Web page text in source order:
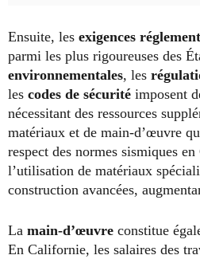
Ensuite, les exigences
parmi les plus rigoureuses des
environnementales, les
les codes de sécurité imposent
nécessitant des ressources
matériaux et de main-d’œuvre
respect des normes sismiques
l’utilisation de matériaux
construction avancées,
La main-d’œuvre constitue
En Californie, les salaires des